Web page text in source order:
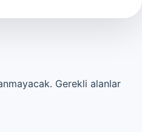
Gerekli alanlar